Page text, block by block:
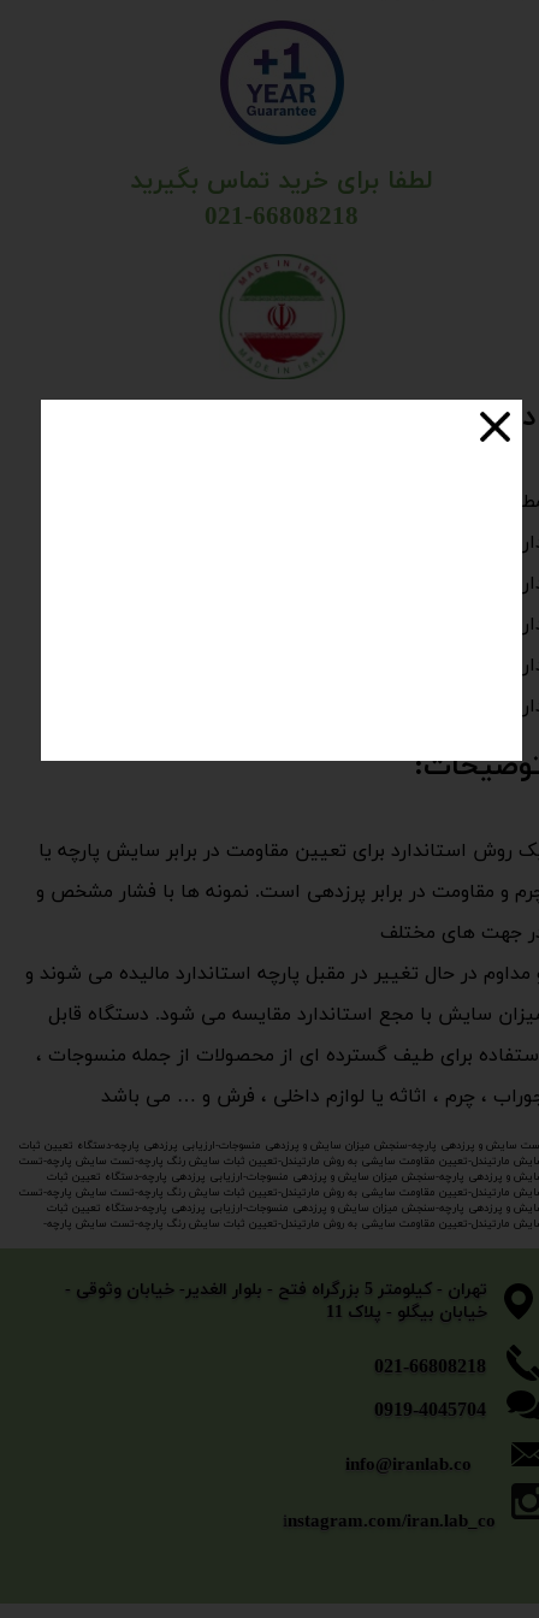
مارتیندل سایش و پرزدهی پارچه
با استاندارد 1-1521 ,2-1521 ,3-1521 ,4-1521​​​​​​​
4 جایگاه
صفحه نمایش
کانتر جدا گانه برای هر هد
فک برای سایش وپرز دهی
دو کورس حرکتی برای انجام آزمایش سایش و پرزدهی
​لطفا برای خرید تماس بگیرید
021-66808218
و مقاومت در برابر پرزدهی است. نمونه ها با فشار مشخص و
جهت های مختلف
مداوم در حال تغییر در مقبل پارچه استاندارد مالیده می شوند و
سایش با مجع استاندارد مقایسه می شود. دستگاه قابل
برای طیف گسترده ای از محصولات از جمله منسوجات ،
، چرم ، اثاثه یا لوازم داخلی ، فرش و … می باشد
سایش و پرزدهی پارچه-سنجش میزان سایش و پرزدهی منسوجات-ارزیابی پرزدهی پارچه-دستگاه تعیین ثبات
مارتیندل-تعیین مقاومت سایشی به روش مارتیندل-تعیین ثبات سایش رنگ پارچه-تست سایش پارچه-تست
و پرزدهی پارچه-سنجش میزان سایش و پرزدهی منسوجات-ارزیابی پرزدهی پارچه-دستگاه تعیین ثبات
مارتیندل-تعیین مقاومت سایشی به روش مارتیندل-تعیین ثبات سایش رنگ پارچه-تست سایش پارچه-تست
و پرزدهی پارچه-سنجش میزان سایش و پرزدهی منسوجات-ارزیابی پرزدهی پارچه-دستگاه تعیین ثبات
مارتیندل-تعیین مقاومت سایشی به روش مارتیندل-تعیین ثبات سایش رنگ پارچه-تست سایش پارچه-​​​​​​​
​​​​​021-66808218
0919-4045704
​​​​​​​تهران - کیلومتر 5 بزرگراه فتح - بلوار الغدیر- خیابان وثوقی -
خیابان بیگلو - پلاک 11
info@iranlab.co
instagram.com/iran.lab_co